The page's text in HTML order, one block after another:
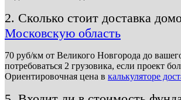
2. Сколько стоит доставка
Московскую область
70 руб/км от Великого Новгорода до
потребоваться 2 грузовика, если проект
Ориентировочная цена в калькуляторе